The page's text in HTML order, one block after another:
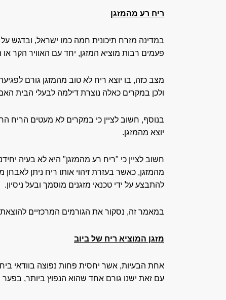
ריח רע מהמזגן
במדינה מזרח תיכונית חמה כמו ישראל, ובדגש
פעמים רבות מוציא המזגן, יחד עם האוויר הקר
מצב כזה, בו יוצא ריח לא טוב מהמזגן גורם
ולכן במקרים כאלה נוצרת דילמה לבעלי הבית
בנוסף, חשוב לציין כי במקרים לא מעטים הריח
יוצא מהמזגן.
חשוב לציין כי "ריח רע מהמזגן" היא לא בעיה
מהמזגן, כאשר בעזרת זיהוי אותו ריח ניתן
להתבצע על ידי טכנאי מזגנים מוסמך ובעל ניסיון.
במאמר זה, נסקור את הגורמים המרכזיים
מזגן המוציא ריח של ביוב
אחת הבעיות, אשר יחסית פחות נפוצה בוודאי
עם זאת ישנו גורם אחד שהוא הנפוץ ביותר,